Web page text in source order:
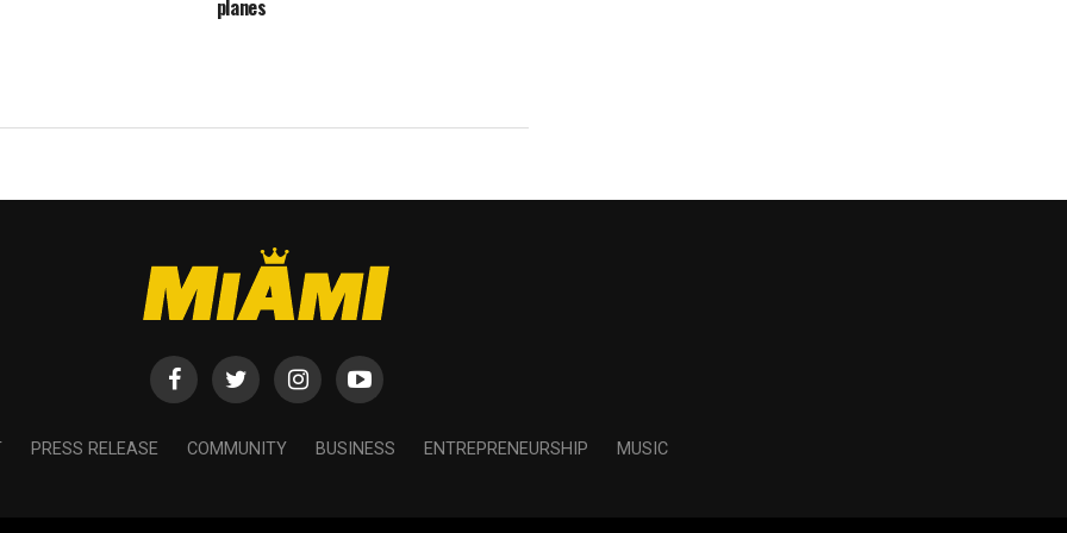
planes
PRESS RELEASE COMMUNITY BUSINESS ENTREPRENEURSHIP MUSIC